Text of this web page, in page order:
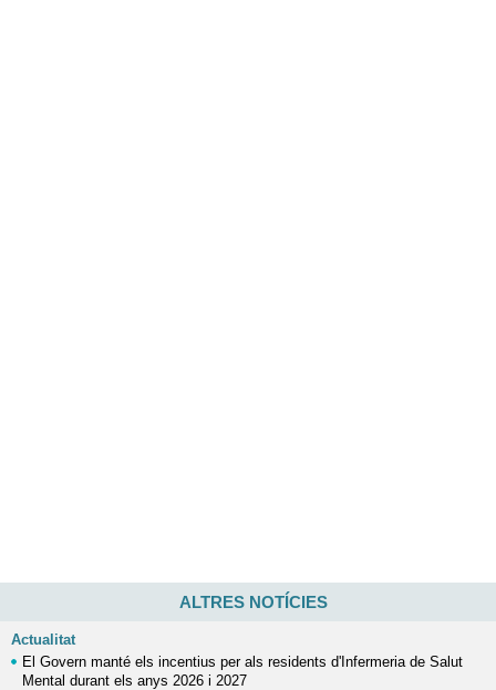
ALTRES NOTÍCIES
Actualitat
El Govern manté els incentius per als residents d'Infermeria de Salut
Mental durant els anys 2026 i 2027